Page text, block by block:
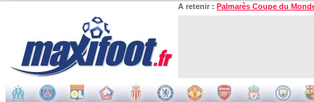
A retenir : Palmarès Coupe du